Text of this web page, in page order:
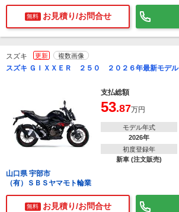
無料 お見積り/お問合せ
スズキ 更新 複数画像
スズキ ＧＩＸＸＥＲ ２５０ ２０２６年最新モデル
支払総額
53.87万円
モデル年式
2026年
初度登録年
新車 (注文販売)
山口県 宇部市
（有）ＳＢＳヤマモト輪業
無料 お見積り/お問合せ